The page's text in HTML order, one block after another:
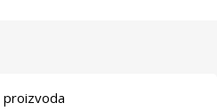
proizvoda